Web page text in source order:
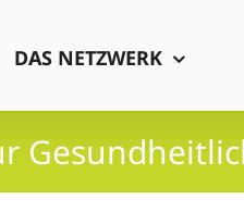
DAS NETZWERK